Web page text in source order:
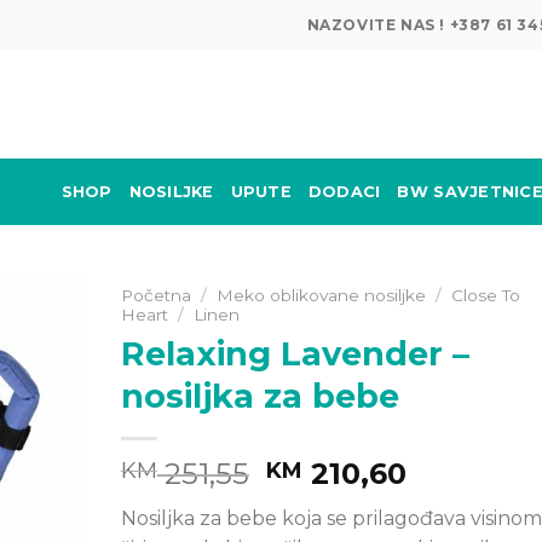
NAZOVITE NAS ! +387 61
SHOP NOSILJKE UPUTE DODACI BW SAVJETNICE
Početna / Meko oblikovane nosiljke / Close To
Heart / Linen
Relaxing Lavender –
nosiljka za bebe
KM251,55 Original
price
was:
KM 210,60Current
price
is:
Nosiljka za bebe koja se prilagođava